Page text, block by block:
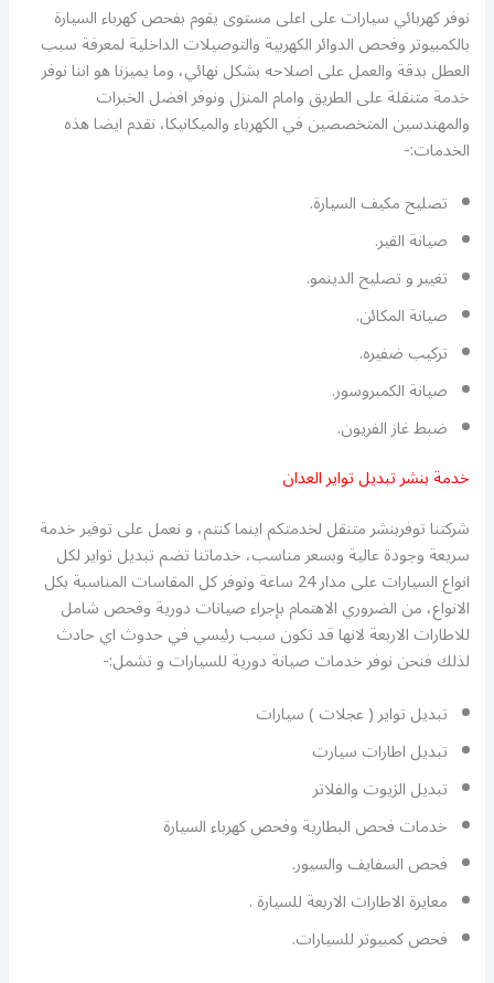
نوفر كهربائي سيارات على اعلى مستوى يقوم بفحص كهرباء السيارة
بالكمبيوتر وفحص الدوائر الكهربية والتوصيلات الداخلية لمعرفة سبب
العطل بدقة والعمل على اصلاحه بشكل نهائي، وما يميزنا هو اننا نوفر
خدمة متنقلة على الطريق وامام المنزل ونوفر افضل الخبرات
والمهندسين المتخصصين في الكهرباء والميكانيكا، نقدم ايضا هذه
الخدمات:-
تصليح مكيف السيارة.
صيانة القير.
تغيير و تصليح الدينمو.
صيانة المكائن.
تركيب ضفيره.
صيانة الكمبروسور.
ضبط غاز الفريون.
خدمة بنشر تبديل تواير العدان
شركتنا توفربنشر متنقل لخدمتكم اينما كنتم، و نعمل على توفير خدمة
سريعة وجودة عالية وبسعر مناسب، خدماتنا تضم تبديل تواير لكل
انواع السيارات على مدار 24 ساعة ونوفر كل المقاسات المناسبة بكل
الانواع، من الضروري الاهتمام بإجراء صيانات دورية وفحص شامل
للاطارات الاربعة لانها قد تكون سبب رئيسي في حدوث اي حادث
لذلك فنحن نوفر خدمات صيانة دورية للسيارات و تشمل:-
تبديل تواير ( عجلات ) سيارات
تبديل اطارات سيارت
تبديل الزيوت والفلاتر
خدمات فحص البطارية وفحص كهرباء السيارة
فحص السفايف والسيور.
معايرة الاطارات الاربعة للسيارة .
فحص كمبيوتر للسيارات.